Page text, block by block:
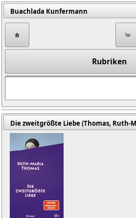
Buachlada Kunfermann
Rubriken
Die zweitgrößte Liebe (Thomas, Ruth-